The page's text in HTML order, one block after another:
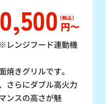
円〜
レンジフード連動機
焼きグリルです。
さらにダブル高火力
ンスの高さが魅